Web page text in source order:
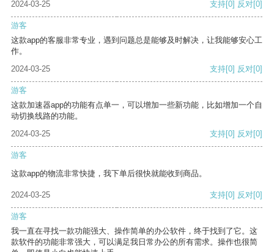
2024-03-25 支持[0] 反对[0]
游客
这款app的客服非常专业，遇到问题总是能够及时解决，让我能够安心工
作。
2024-03-25
支持[0] 反对[0]
游客
这款加速器app的功能有点单一，可以增加一些新功能，比如增加一个自
动切换线路的功能。
2024-03-25
支持[0] 反对[0]
游客
这款app的物流非常快捷，我下单后很快就能收到商品。
2024-03-25 支持[0] 反对[0]
游客
我一直在寻找一款功能强大、操作简单的办公软件，终于找到了它。这
款软件的功能非常强大，可以满足我日常办公的所有需求。操作也很简